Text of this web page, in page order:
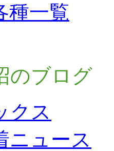
種一覧
のブログ
クス
ニュース